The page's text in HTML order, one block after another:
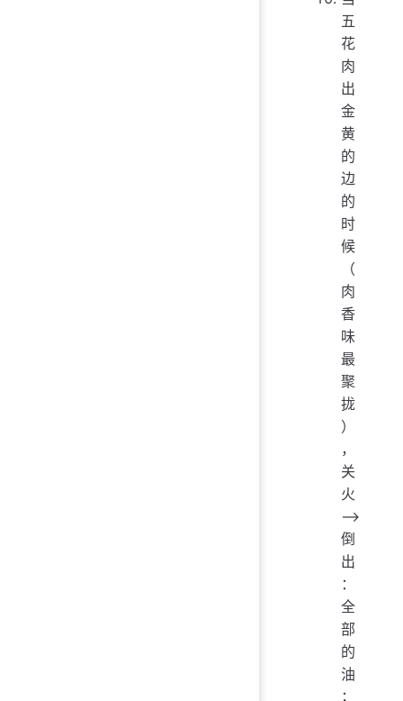
五
花
肉
出
金
黄
的
边
的
时
候
（
肉
香
味
最
聚
拢
）
，
关
火
——>
倒
出
：
全
部
的
油
；